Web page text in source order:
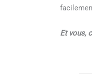
Et vous,